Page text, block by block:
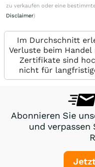
zu verkaufen oder eine
Disclaimer)
Im Durchschnitt
Verluste beim
Zertifikate sind
nicht für
Abonnieren Sie
und verpassen